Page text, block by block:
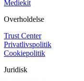
Mediekit
Overholdelse
Trust Center
Privatlivspolitik
Cookiepolitik
Juridisk